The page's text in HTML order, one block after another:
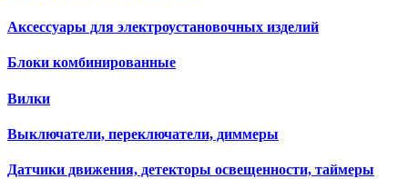
Аксессуары для электроустановочных изделий
Блоки комбинированные
Вилки
Выключатели, переключатели, диммеры
Датчики движения, детекторы освещенности, таймеры